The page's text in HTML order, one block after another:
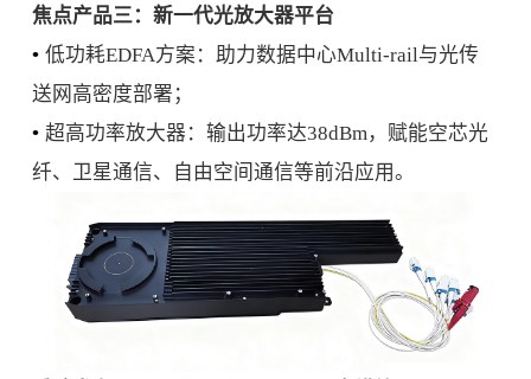
焦点产品三：新一代光放大器平台
•低功耗EDFA方案：助力数据中心Multi-rail与光传
送网高密度部署；
•超高功率放大器：输出功率达38dBm，赋能空芯光
纤、卫星通信、自由空间通信等前沿应用。